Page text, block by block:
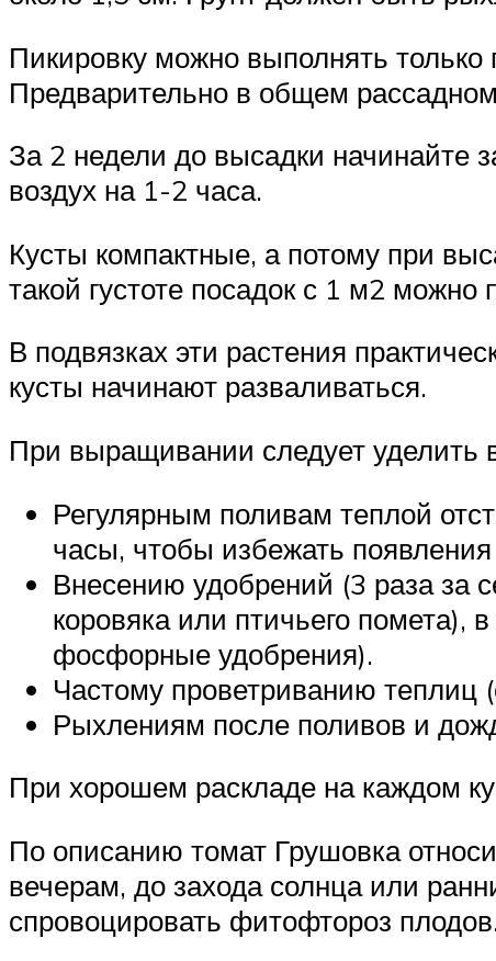
Пикировку можно выполнять только
Предварительно в общем
За 2 недели до высадки начинайте
воздух на 1-2 часа.
Кусты компактные, а потому при
такой густоте посадок с 1 м2
В подвязках эти растения
кусты начинают разваливаться.
При выращивании следует уделить
Регулярным поливам теплой
часы, чтобы избежать
Внесению удобрений (3 раза за
коровяка или птичьего помета),
фосфорные удобрения).
Частому проветриванию теплиц
Рыхлениям после поливов и
При хорошем раскладе на каждом
По описанию томат Грушовка
вечерам, до захода солнца или
спровоцировать фитофтороз